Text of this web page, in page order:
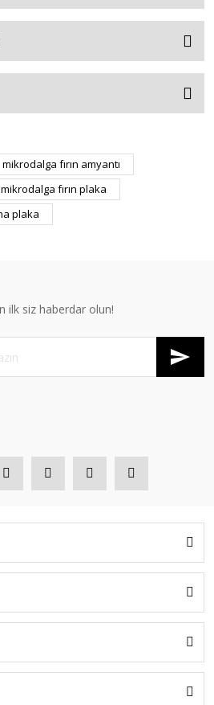
mikrodalga fırın amyantı
mikrodalga fırın plaka
plaka
ilk siz haberdar olun!